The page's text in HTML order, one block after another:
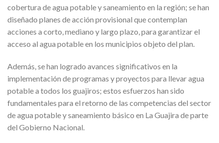
cobertura de agua potable y saneamiento en la región; se han
diseñado planes de acción provisional que contemplan
acciones a corto, mediano y largo plazo, para garantizar el
acceso al agua potable en los municipios objeto del plan.
Además, se han logrado avances significativos en la
implementación de programas y proyectos para llevar agua
potable a todos los guajiros; estos esfuerzos han sido
fundamentales para el retorno de las competencias del sector
de agua potable y saneamiento básico en La Guajira de parte
del Gobierno Nacional.